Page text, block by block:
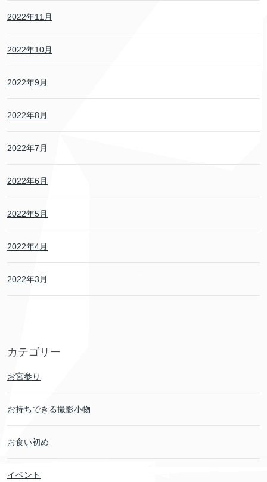
2022年11月
2022年10月
2022年9月
2022年8月
2022年7月
2022年6月
2022年5月
2022年4月
2022年3月
カテゴリー
お宮参り
お持ちできる撮影小物
お食い初め
イベント